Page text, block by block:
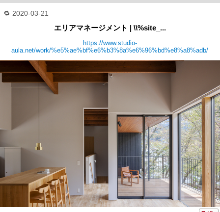
2020-03-21
エリアマネージメント | \\%site_...
https://www.studio-
aula.net/work/%e5%ae%bf%e6%b3%8a%e6%96%bd%e8%a8%adb/